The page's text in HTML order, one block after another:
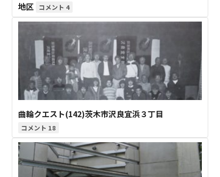
地区
4
曲輪クエスト(142)茨木市沢良宜浜３丁目
18